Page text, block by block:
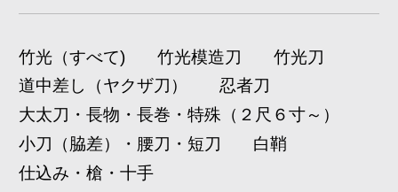
竹光（すべて) 竹光模造刀
竹光刀
道中差し（ヤクザ刀）
忍者刀
大太刀・長物・長巻・特殊（２尺６寸～）
小刀（脇差）・腰刀・短刀
白鞘
仕込み・槍・十手